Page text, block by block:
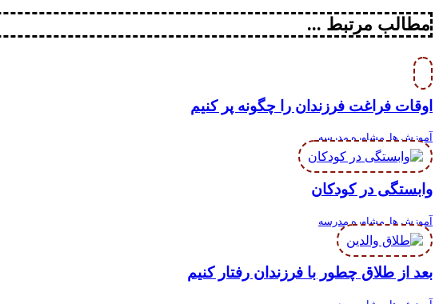
مطالب مرتبط ...
اوقات فراغت فرزندان را چگونه پر کنیم
آموزش ها, مشاوره مدرسه
وابستگی در کودکان
آموزش ها مشاوره مدرسه
بعد از طلاق چطور با فرزندان رفتار کنیم